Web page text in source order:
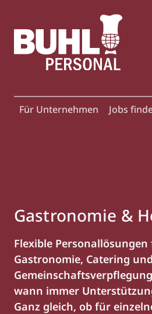
Für Unternehmen Jobs
Gastronomie &
Flexible
Gastronomie, Catering und
wann immer
Ganz gleich, ob für